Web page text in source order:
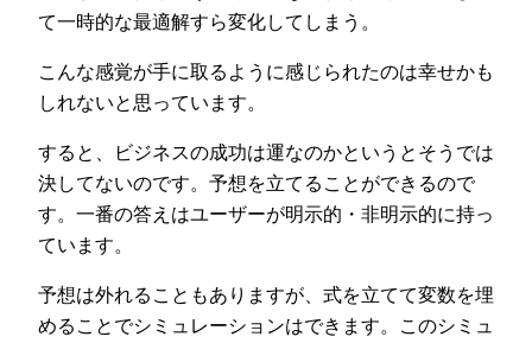
て一時的な最適解すら変化してしまう。
こんな感覚が手に取るように感じられたのは幸せかも
しれないと思っています。
すると、ビジネスの成功は運なのかというとそうでは
決してないのです。予想を立てることができるので
す。一番の答えはユーザーが明示的・非明示的に持っ
ています。
予想は外れることもありますが、式を立てて変数を埋
めることでシミュレーションはできます。このシミュ